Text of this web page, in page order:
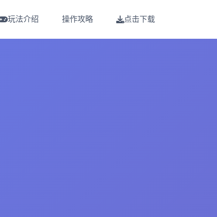
玩法介绍 操作攻略 点击下载